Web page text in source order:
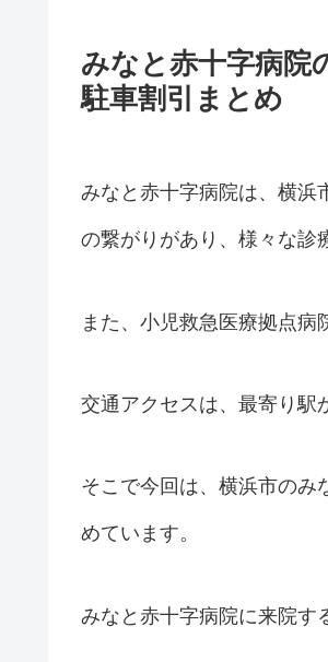
みなと赤十字病院
駐車割引まとめ
みなと赤十字病院は、横浜
の繋がりがあり、様々な診
また、小児救急医療拠点
交通アクセスは、最寄り駅
そこで今回は、横浜市のみ
めています。
みなと赤十字病院に来院す